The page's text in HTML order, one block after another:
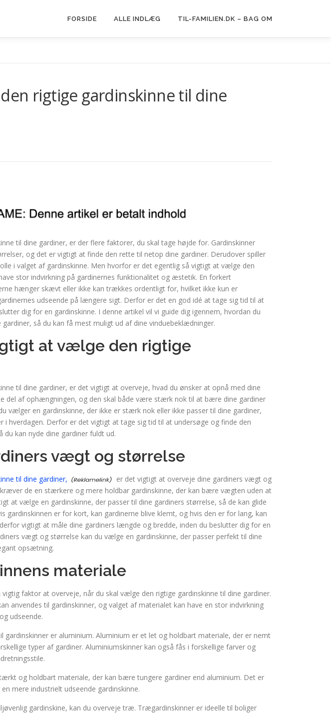
FORSIDE ALLE INDLÆG TIL-FAMILIEN.DK – BAG OM
rigtige gardinskinne til dine
til dine gardiner, er der flere faktorer, du skal tage højde for. Gardinskinner
og det er vigtigt at finde den rette til netop dine gardiner. Derudover spiller
i valget af gardinskinne. Men hvorfor er det egentlig så vigtigt at vælge den
stor indvirkning på gardinernes funktionalitet og æstetik. En forkert
hænger skævt eller ikke kan trækkes ordentligt for, hvilket ikke kun er
udseende på længere sigt. Derfor er det en god idé at tage sig tid til at
dig for en gardinskinne. I denne artikel vil vi guide dig igennem, hvordan du
så du kan få mest muligt ud af dine vinduebeklædninger.
at vælge den rigtige
til dine gardiner, er det vigtigt at overveje, hvad du ønsker at opnå med dine
del af ophængningen, og den skal både være stærk nok til at bære dine gardiner
vælger en gardinskinne, der ikke er stærk nok eller ikke passer til dine gardiner,
hverdagen. Derfor er det vigtigt at tage sig tid til at undersøge og finde den
du kan nyde dine gardiner fuldt ud.
vægt og størrelse
til dine gardiner,
er det vigtigt at overveje dine gardiners vægt og
de en stærkere og mere holdbar gardinskinne, der kan bære vægten uden at
at vælge en gardinskinne, der passer til dine gardiners størrelse, så de kan glide
gardinskinnen er for kort, kan gardinerne blive klemt, og hvis den er for lang, kan
vigtigt at måle dine gardiners længde og bredde, inden du beslutter dig for en
vægt og størrelse kan du vælge en gardinskinne, der passer perfekt til dine
opsætning.
materiale
faktor at overveje, når du skal vælge den rigtige gardinskinne til dine gardiner.
anvendes til gardinskinner, og valget af materialet kan have en stor indvirkning
udseende.
gardinskinner er aluminium. Aluminium er et let og holdbart materiale, der er nemt
typer af gardiner. Aluminiumskinner kan også fås i forskellige farver og
og holdbart materiale, der kan bære tungere gardiner end aluminium. Det er
mere industrielt udseende gardinskinne.
gardinskine, kan du overveje træ. Trægardinskinner er ideelle til boliger